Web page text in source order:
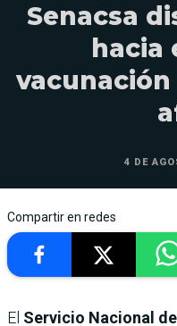
Senacsa
hacia
4 DE
Compartir en redes
El Servicio Nacional